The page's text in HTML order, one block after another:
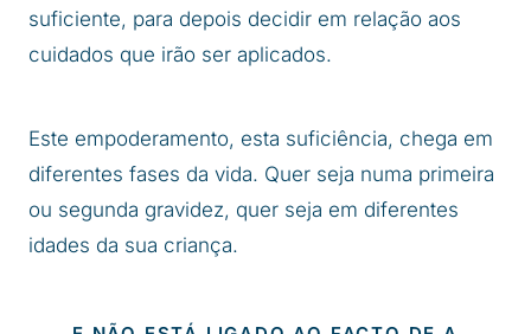
suficiente, para depois decidir em relação aos
cuidados que irão ser aplicados.
Este empoderamento, esta suficiência, chega em
diferentes fases da vida. Quer seja numa primeira
ou segunda gravidez, quer seja em diferentes
idades da sua criança.